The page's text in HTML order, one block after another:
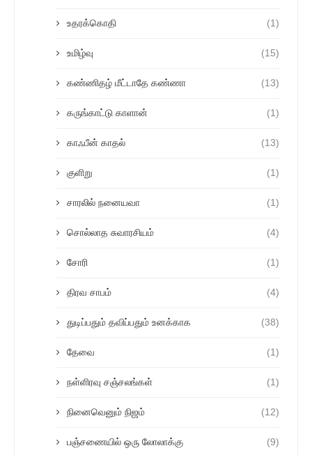
உதரக்கொதி (1)
உமிழ்வு (15)
கண்ணிதழ் மீட்டாதே கண்ணா (13)
கருங்காட்டு காளான் (1)
காஃபீன் காதல் (13)
குளிறு (1)
சாரலில் நனையவா (1)
சொல்லாத சுவாரசியம் (4)
சோரி (1)
திரவ சாபம் (4)
துடிப்பதும் தவிப்பதும் உனக்காக (38)
தேவை (1)
நள்ளிரவு சஞ்சலங்கள் (1)
நினைவெனும் நிஜம் (12)
பஞ்சணையில் ஒரு லோலாக்கு (9)